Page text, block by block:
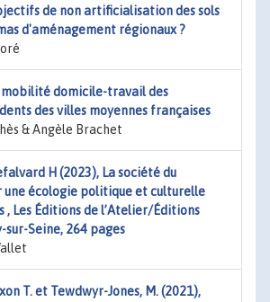
de non artificialisation des sols
d'aménagement régionaux ?
mobilité domicile-travail des
des villes moyennes françaises
& Angèle Brachet
H (2023), La société du
une écologie politique et culturelle
Les Éditions de l’Atelier/Éditions
sur-Seine, 264 pages
T. et Tewdwyr-Jones, M. (2021),